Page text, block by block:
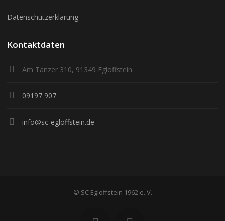
Datenschutzerklärung
Kontaktdaten
Am Tanzer 310, 91349 Egloffstein
09197 907
info@sc-egloffstein.de
© SC Egloffstein 1962 e. V.